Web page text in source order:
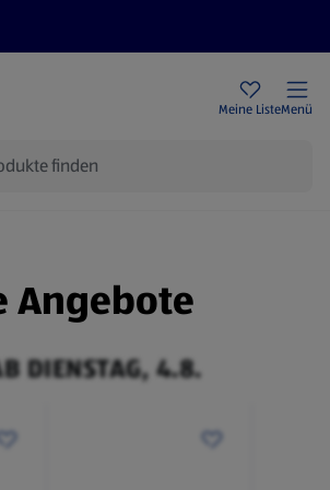
Meine ListeMenü
Angebote
DIENSTAG, 4.8.